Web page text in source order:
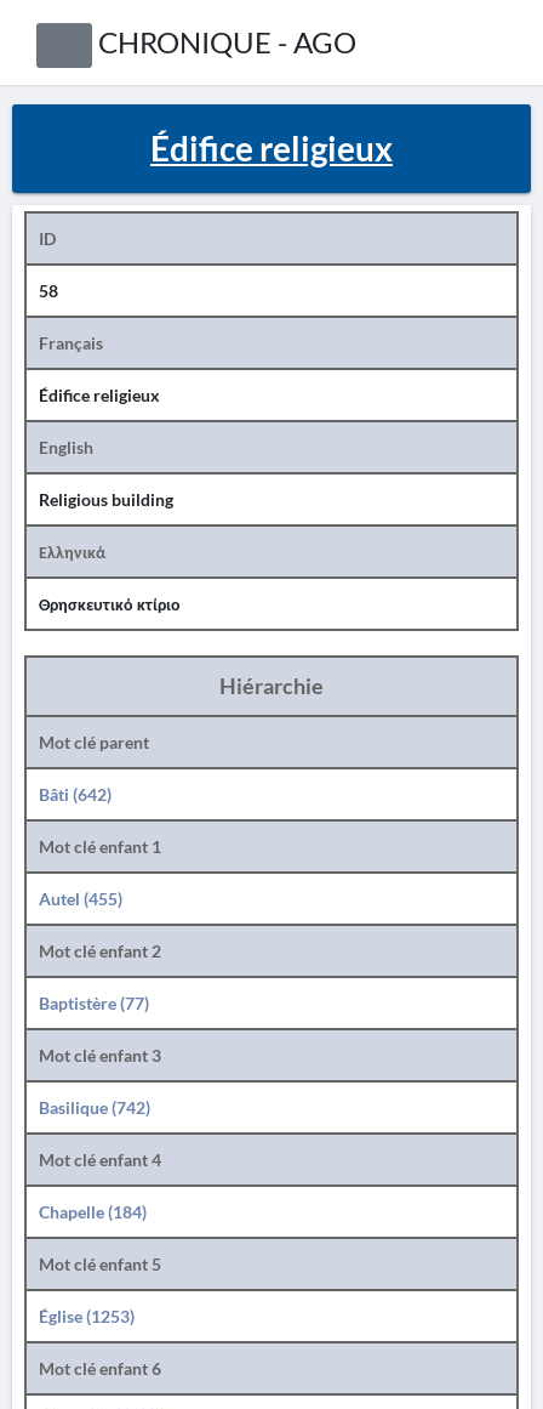
CHRONIQUE - AGO
Édifice religieux
ID
58
Français
Édifice religieux
English
Religious building
Ελληνικά
Θρησκευτικό κτίριο
Hiérarchie
Mot clé parent
Bâti (642)
Mot clé enfant 1
Autel (455)
Mot clé enfant 2
Baptistère (77)
Mot clé enfant 3
Basilique (742)
Mot clé enfant 4
Chapelle (184)
Mot clé enfant 5
Église (1253)
Mot clé enfant 6